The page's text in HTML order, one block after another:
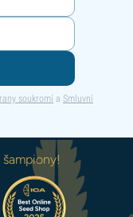
soukromí a Smluvní